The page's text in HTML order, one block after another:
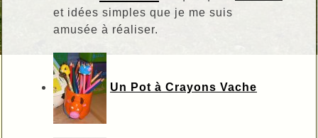
et idées simples que je me suis
amusée à réaliser.
Un Pot à Crayons Vache